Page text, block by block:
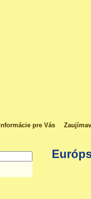
Informácie pre Vás